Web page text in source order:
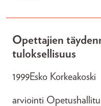
Opettajien
tuloksellisuus
1999Esko Korkeakoski
arviointi